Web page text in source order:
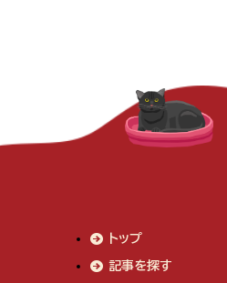
トップ
記事を探す